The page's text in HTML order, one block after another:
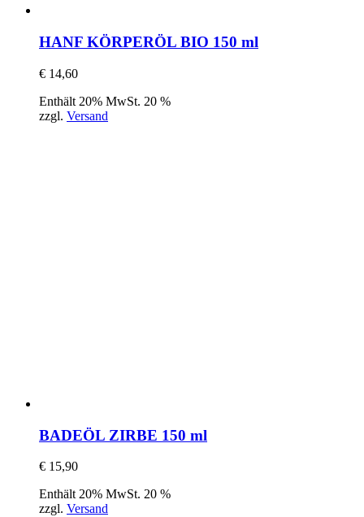
HANF KÖRPERÖL BIO 150 ml
€ 14,60
Enthält 20% MwSt. 20 %
zzgl. Versand
BADEÖL ZIRBE 150 ml
€ 15,90
Enthält 20% MwSt. 20 %
zzgl. Versand